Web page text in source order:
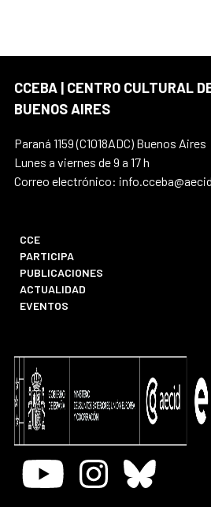
CCEBA | CENTRO CULTURAL
BUENOS AIRES
Paraná 1159 (C1018ADC) Buenos Aires
Lunes a viernes de 9 a 17 h
Correo electrónico:
CCE
PARTICIPA
PUBLICACIONES
ACTUALIDAD
EVENTOS
Youtube InstagramBluesky